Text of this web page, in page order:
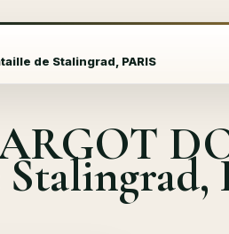
de Stalingrad, PARIS